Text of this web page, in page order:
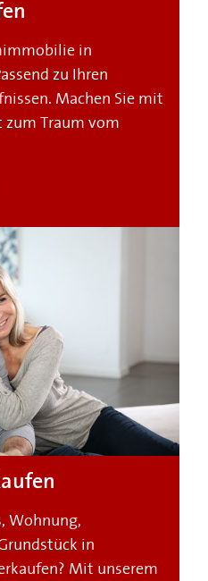
in
zu Ihren
Machen Sie mit
zum Traum vom
Wohnung,
in
Mit unserem